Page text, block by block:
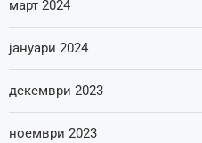
март 2024
јануари 2024
декември 2023
ноември 2023